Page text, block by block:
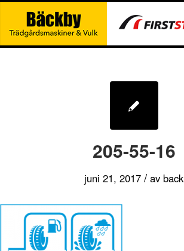
205-55-16
juni 21, 2017 / av back